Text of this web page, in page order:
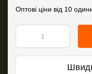
Оптові ціни від 10